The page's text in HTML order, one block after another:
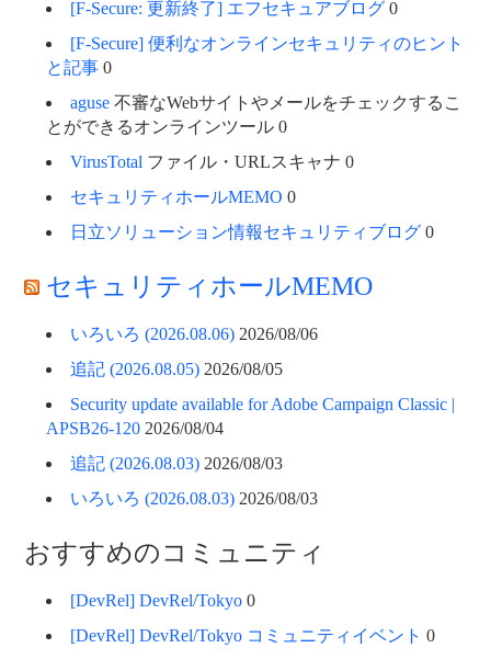
[F-Secure: 更新終了] エフセキュアブログ 0
[F-Secure] 便利なオンラインセキュリティのヒント
と記事 0
aguse 不審なWebサイトやメールをチェックするこ
とができるオンラインツール 0
VirusTotal ファイル・URLスキャナ 0
セキュリティホールMEMO 0
日立ソリューション情報セキュリティブログ 0
セキュリティホールMEMO
いろいろ (2026.08.06) 2026/08/06
追記 (2026.08.05) 2026/08/05
Security update available for Adobe Campaign Classic |
APSB26-120 2026/08/04
追記 (2026.08.03) 2026/08/03
いろいろ (2026.08.03) 2026/08/03
おすすめのコミュニティ
[DevRel] DevRel/Tokyo 0
[DevRel] DevRel/Tokyo コミュニティイベント 0